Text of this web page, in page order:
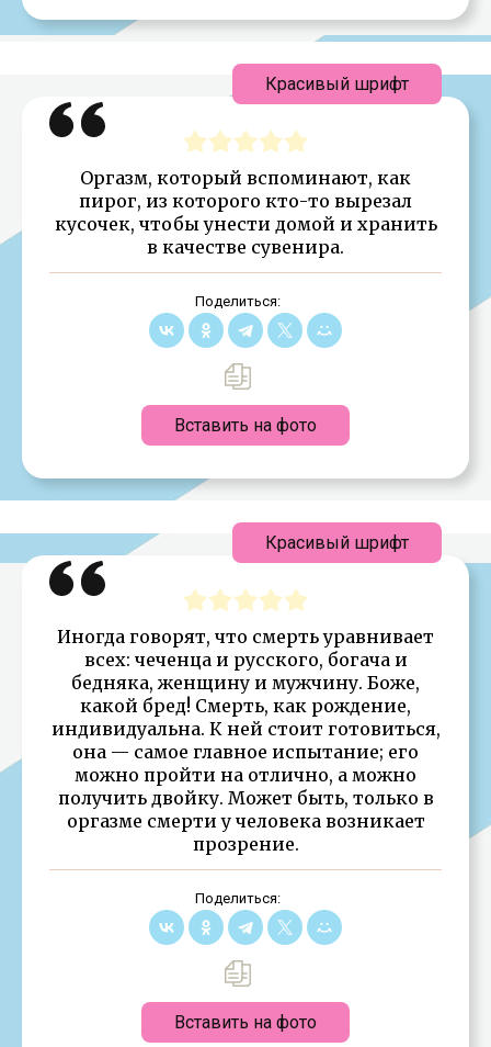
Оргазм, который вспоминают, как
пирог, из которого кто-то вырезал
кусочек, чтобы унести домой и хранить
в качестве сувенира.
Поделиться:
Вставить на фото
Красивый шрифт
Иногда говорят, что смерть уравнивает
всех: чеченца и русского, богача и
бедняка, женщину и мужчину. Боже,
какой бред! Смерть, как рождение,
индивидуальна. К ней стоит готовиться,
она — самое главное испытание; его
можно пройти на отлично, а можно
получить двойку. Может быть, только в
оргазме смерти у человека возникает
прозрение.
Поделиться:
Вставить на фото
Красивый шрифт